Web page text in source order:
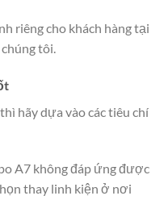
riêng cho khách hàng tại
tôi.
hãy dựa vào các tiêu chí
A7 không đáp ứng được
thay linh kiện ở nơi